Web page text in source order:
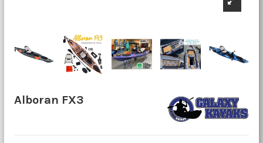
Alboran FX3